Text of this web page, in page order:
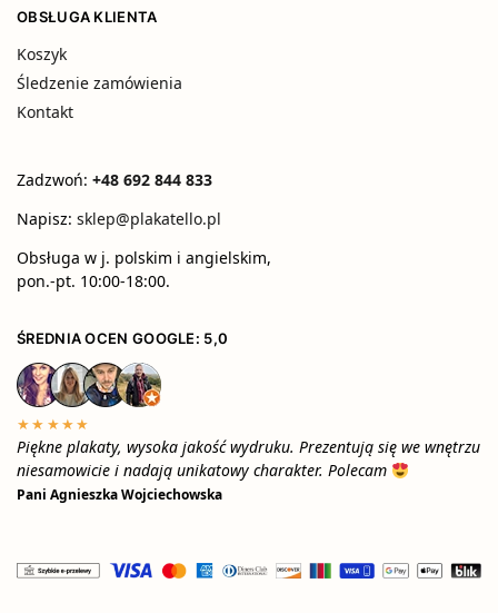
OBSŁUGA KLIENTA
Koszyk
Śledzenie zamówienia
Kontakt
Zadzwoń: +48 692 844 833
Napisz: sklep@plakatello.pl
Obsługa w j. polskim i angielskim,
pon.-pt. 10:00-18:00.
ŚREDNIA OCEN GOOGLE: 5,0
★★★★★
Piękne plakaty, wysoka jakość wydruku. Prezentują się we wnętrzu
niesamowicie i nadają unikatowy charakter. Polecam
Pani Agnieszka Wojciechowska